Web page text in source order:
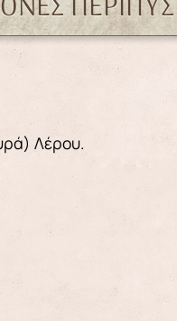
Λέρου.